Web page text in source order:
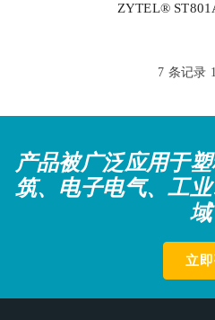
ZYTEL®
7 条记录
产品被广泛应用于
筑、电子电气、工
域
立